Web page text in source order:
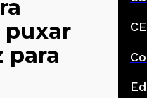
puxar
para